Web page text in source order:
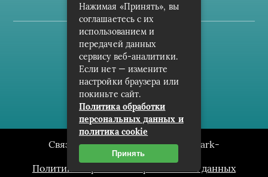
(c) cpark-avto.ru
Карта сайта
О проекте
Архив
Связаться с редакцией сайта: cpark-
avto.ru@mailwebsite.ru
Политика обработки персональных данных
Нажимая «Принять», вы
соглашаетесь с их
использованием и
передачей данных
сервису веб-аналитики.
Если нет — измените
настройки браузера или
покиньте сайт.
Политика обработки
персональных данных и
политика cookie
Принять